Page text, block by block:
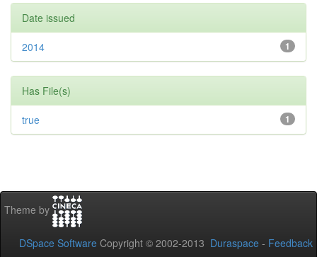
Date issued
1
2014
Has File(s)
1
true
Theme by
DSpace Software Copyright © 2002-2013 Duraspace - Feedback